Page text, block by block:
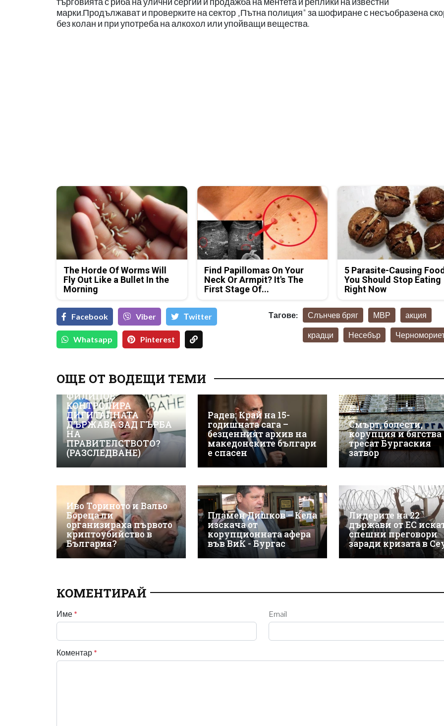
марки.Продължават и проверките на сектор „Пътна полиция" за шофиране с несъобразена
без колан и при употреба на алкохол или упойващи вещества.
The Horde Of Worms Will
Fly Out Like a Bullet In the
Morning
Find Papillomas On Your
Neck Or Armpit? It's The
First Stage Of...
5 Parasite-Causing
You Should Stop Eating
Right Now
Facebook Viber Тwitter
Whatsapp Pinterest
Тагове: Слънчев бряг МВР акция
крадци Несебър
ОЩЕ ОТ ВОДЕЩИ ТЕМИ
ВИЖТЕ КАК ИВАЙЛО
ФИЛИПОВ
КОНТРОЛИРА
ДИГИТАЛНАТА
ДЪРЖАВА ЗАД ГЪРБА
НА
ПРАВИТЕЛСТВОТО?
(РАЗСЛЕДВАНЕ)
Радев: Край на 15-
годишната сага –
безценният архив на
македонските българи
е спасен
Смърт, болести,
корупция и бягства
тресат Бургаския
затвор
Иво Ториното и Вальо
Бореца ли
организираха първото
криптоубийство в
България?
Пламен Дишков – Кела
изскача от
корупционната афера
във ВиК - Бургас
Лидерите на 22
държави от ЕС
спешни преговори
заради кризата в
КОМЕНТИРАЙ
Име * Email
Коментар *